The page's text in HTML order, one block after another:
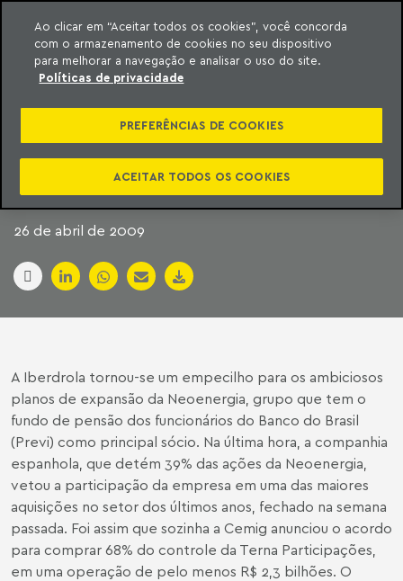
o conteúdo
Machado Meyer
IBERDROLA BARRA A
EXPANSÃO DA
NEOENERGIA
26 de abril de 2009
A Iberdrola tornou-se um empecilho para os ambiciosos
planos de expansão da Neoenergia, grupo que tem o
fundo de pensão dos funcionários do Banco do Brasil
(Previ) como principal sócio. Na última hora, a companhia
espanhola, que detém 39% das ações da Neoenergia,
vetou a participação da empresa em uma das maiores
aquisições no setor dos últimos anos, fechado na semana
passada. Foi assim que sozinha a Cemig anunciou o acordo
para comprar 68% do controle da Terna Participações,
em uma operação de pelo menos R$ 2,3 bilhões. O
Ao clicar em “Aceitar todos os cookies”, você concorda
com o armazenamento de cookies no seu dispositivo
para melhorar a navegação e analisar o uso do site.
Políticas de privacidade
PREFERÊNCIAS DE COOKIES
ACEITAR TODOS OS COOKIES